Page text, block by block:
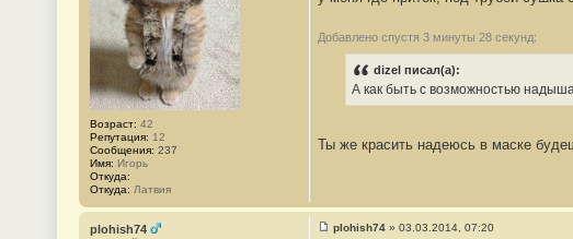
Возраст: 42
Репутация: 12
Сообщения: 237
Имя: Игорь
Откуда:
Откуда: Латвия
3
1
Добавлено спустя 3 минуты 28 секунд:
dizel писал(а):
А как быть с возможностью
Ты же красить надеюсь в маске
plohish74 plohish74 » 03.03.2014, 07:20